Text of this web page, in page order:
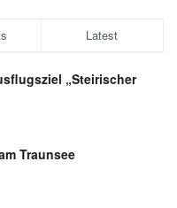
Latest
„Steirischer
Traunsee